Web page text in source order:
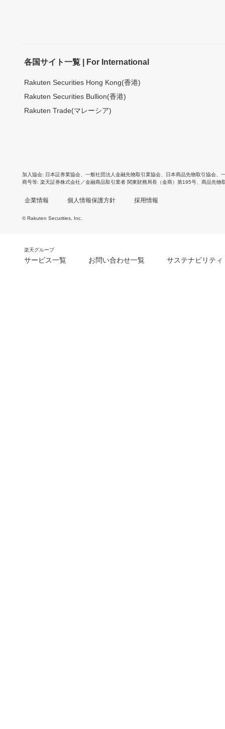
各国サイト一覧 | For International
Rakuten Securities Hong Kong(香港)
Rakuten Securities Bullion(香港)
Rakuten Trade(マレーシア)
加入協会 日本証券業協会 一般社団法人金融先物取引業協会 日本商品先物取引協会
商号等 楽天証券株式会社／金融商品取引業者 関東財務局長（金商）第195号、商品先物
企業情報 個人情報保護方針 採用情報
© Rakuten Securities, Inc.
楽天グループ
サービス一覧 お問い合わせ一覧 サステナビリティ